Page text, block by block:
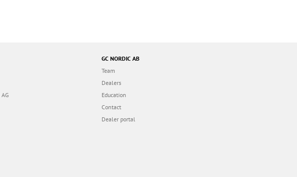
GC NORDIC AB
Team
Dealers
Education
Contact
Dealer portal